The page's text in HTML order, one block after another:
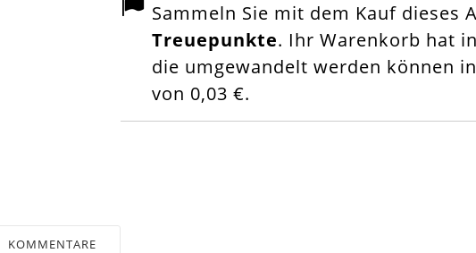
Sammeln Sie mit dem Kauf dieses
Treuepunkte. Ihr Warenkorb hat
die umgewandelt werden können
von 0,03 €.
KOMMENTARE